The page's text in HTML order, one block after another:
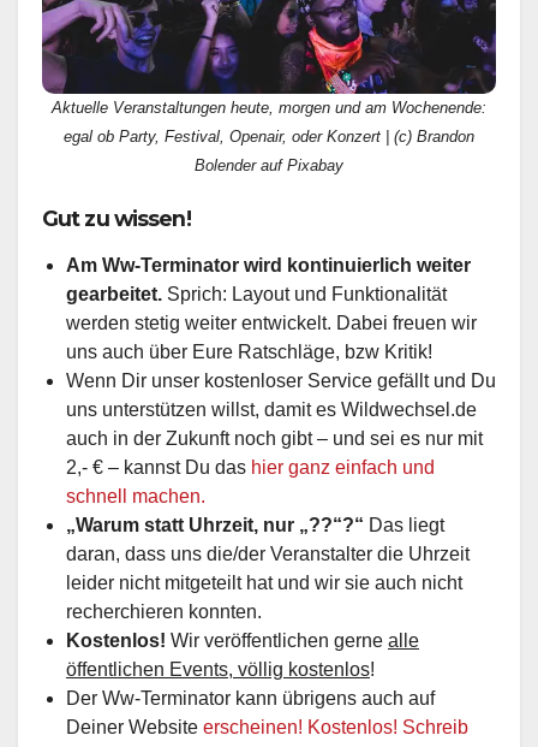
Aktuelle Veranstaltungen heute, morgen und am Wochenende:
egal ob Party, Festival, Openair, oder Konzert | (c) Brandon
Bolender auf Pixabay
Gut zu wissen!
Am Ww-Terminator wird kontinuierlich weiter
gearbeitet. Sprich: Layout und Funktionalität
werden stetig weiter entwickelt. Dabei freuen wir
uns auch über Eure Ratschläge, bzw Kritik!
Wenn Dir unser kostenloser Service gefällt und Du
uns unterstützen willst, damit es Wildwechsel.de
auch in der Zukunft noch gibt – und sei es nur mit
2,- € – kannst Du das hier ganz einfach und
schnell machen.
„Warum statt Uhrzeit, nur „??“?“ Das liegt
daran, dass uns die/der Veranstalter die Uhrzeit
leider nicht mitgeteilt hat und wir sie auch nicht
recherchieren konnten.
Kostenlos! Wir veröffentlichen gerne alle
öffentlichen Events, völlig kostenlos!
Der Ww-Terminator kann übrigens auch auf
Deiner Website erscheinen! Kostenlos! Schreib